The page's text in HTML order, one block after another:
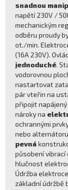
snadnou
napětí 230V /
mechanickým
odběru proudy
ot./min.
(16A 230V).
jednoduché.
vodorovnou
nastartovat
pár vteřin na
připojit
nároky na
ochrannými
nebo
pevná
působení vibrací
hlučnost
Údržba
základní údržbě